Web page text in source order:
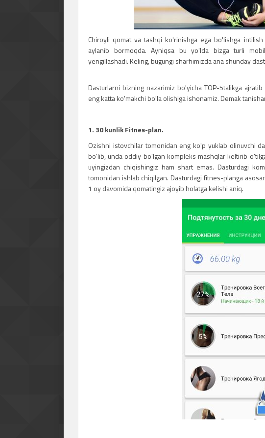
Chiroyli qomat va tashqi ko'rinishga ega bo'lishga
aylanib bormoqda. Ayniqsa bu yo'lda bizga turli
yengillashadi. Keling, bugungi sharhimizda ana shunday
Dasturlarni bizning nazarimiz bo'yicha TOP-5talikga
eng katta ko'makchi bo'la olishiga ishonamiz. Demak
1. 30 kunlik Fitnes-plan.
Ozishni istovchilar tomonidan eng ko'p yuklab olinuvchi
bo'lib, unda oddiy bo'lgan kompleks mashqlar keltirib
uyingizdan chiqishingiz ham shart emas. Dasturdagi
tomonidan ishlab chiqilgan. Dasturdagi fitnes-planga
1 oy davomida qomatingiz ajoyib holatga kelishi aniq.